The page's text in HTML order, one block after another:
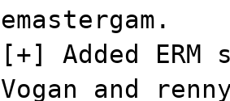
emastergam.
[+] Added
Vogan and